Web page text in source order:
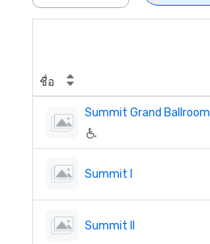
ชื่อ
Summit Grand Ballroom
Summit I
Summit II